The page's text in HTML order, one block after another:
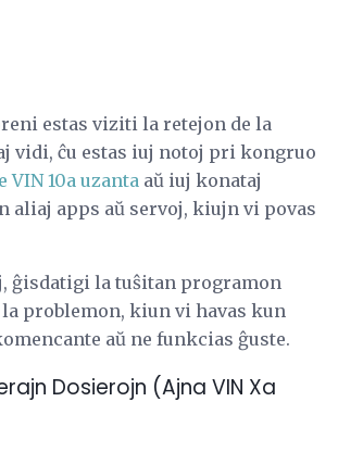
estas viziti la retejon de la
vidi, ĉu estas iuj notoj pri kongruo
VIN 10a uzanta aŭ iuj konataj
aliaj apps aŭ servoj, kiujn vi povas
ĝisdatigi la tuŝitan programon
problemon, kiun vi havas kun
aŭ ne funkcias ĝuste.
Dosierojn (Ajna VIN Xa